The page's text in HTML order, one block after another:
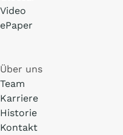
Video
ePaper
Über uns
Team
Karriere
Historie
Kontakt